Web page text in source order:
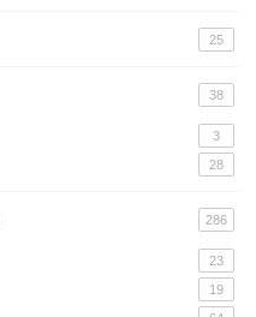
25
38
3
28
286
23
19